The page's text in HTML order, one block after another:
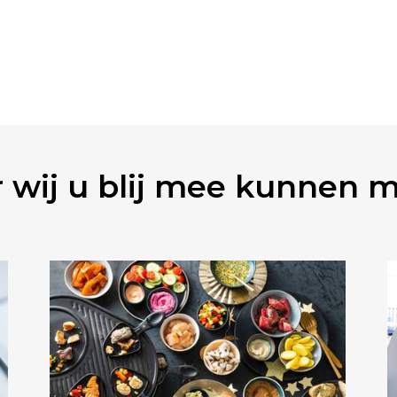
wij u blij mee kunnen